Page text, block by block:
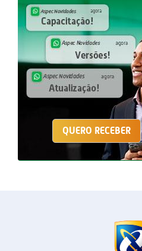
QUERO RECEBER